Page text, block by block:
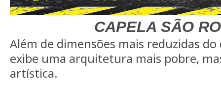
CAPELA SÃO
Além de dimensões mais reduzidas
exibe uma arquitetura mais pobre,
artística.